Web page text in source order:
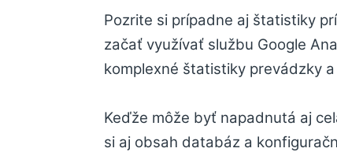
Pozrite si prípadne aj štatistiky
začať využívať službu Google
komplexné štatistiky prevádzky
Keďže môže byť napadnutá aj
si aj obsah databáz a